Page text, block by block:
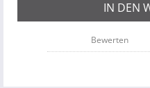
IN DEN
Bewerten